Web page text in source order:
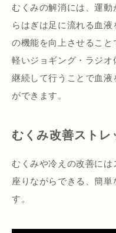
むくみの解消には、運動
らはぎは足に流れる血
の機能を向上させること
軽いジョギング・ラジオ
継続して行うことで血
ができます。
むくみ改善ストレ
むくみや冷えの改善には
座りながらできる、簡
す。